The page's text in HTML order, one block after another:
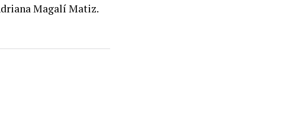
Magalí Matiz.